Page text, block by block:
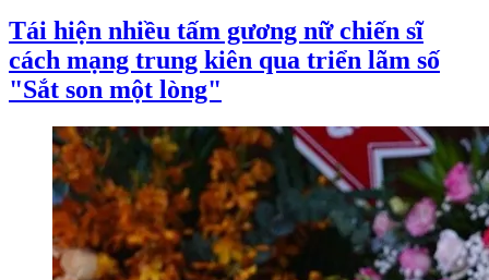
Tái hiện nhiều tấm gương nữ chiến sĩ
cách mạng trung kiên qua triển lãm số
"Sắt son một lòng"